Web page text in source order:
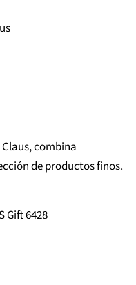
combina
de productos finos.
Gift 6428